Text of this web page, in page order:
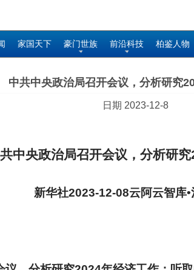
家国天下 豪门世族 前沿科技 柏鉴人物
中共中央政治局召开会议，分析研究
日期 2023-12-8
中央政治局召开会议，分析研
新华社2023-12-08云阿云智库